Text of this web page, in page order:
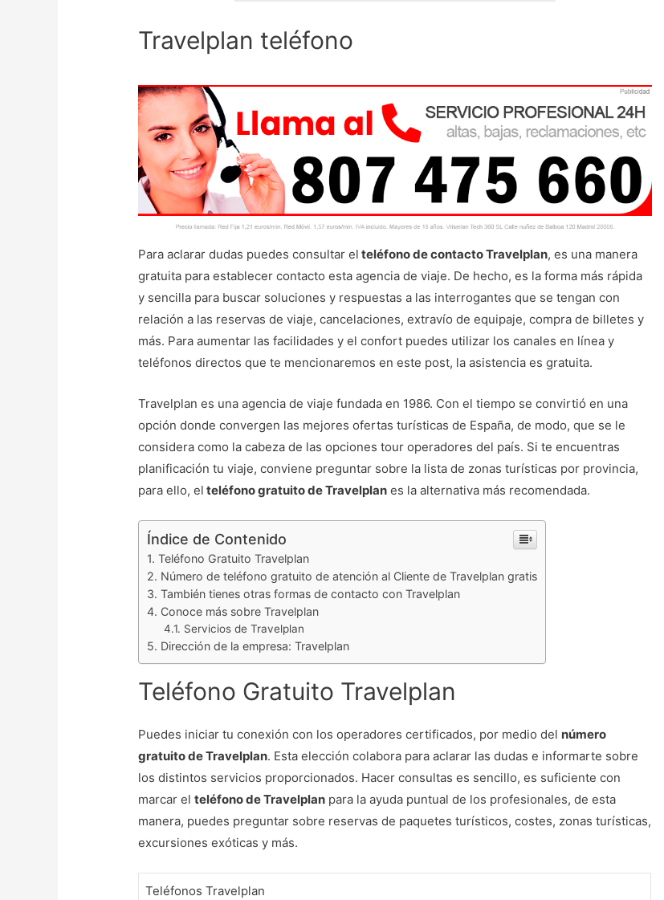
Travelplan teléfono
Para aclarar dudas puedes consultar el teléfono de contacto Travelplan, es una manera
gratuita para establecer contacto esta agencia de viaje. De hecho, es la forma más rápida
y sencilla para buscar soluciones y respuestas a las interrogantes que se tengan con
relación a las reservas de viaje, cancelaciones, extravío de equipaje, compra de billetes y
más. Para aumentar las facilidades y el confort puedes utilizar los canales en línea y
teléfonos directos que te mencionaremos en este post, la asistencia es gratuita.
Travelplan es una agencia de viaje fundada en 1986. Con el tiempo se convirtió en una
opción donde convergen las mejores ofertas turísticas de España, de modo, que se le
considera como la cabeza de las opciones tour operadores del país. Si te encuentras
planificación tu viaje, conviene preguntar sobre la lista de zonas turísticas por provincia,
para ello, el teléfono gratuito de Travelplan es la alternativa más recomendada.
Índice de Contenido
Teléfono Gratuito Travelplan
Número de teléfono gratuito de atención al Cliente de Travelplan gratis
También tienes otras formas de contacto con Travelplan
Conoce más sobre Travelplan
Servicios de Travelplan
Dirección de la empresa: Travelplan
Teléfono Gratuito Travelplan
Puedes iniciar tu conexión con los operadores certificados, por medio del número
gratuito de Travelplan. Esta elección colabora para aclarar las dudas e informarte sobre
los distintos servicios proporcionados. Hacer consultas es sencillo, es suficiente con
marcar elteléfono de Travelplan para la ayuda puntual de los profesionales, de esta
manera, puedes preguntar sobre reservas de paquetes turísticos, costes, zonas turísticas,
excursiones exóticas y más.
Teléfonos Travelplan